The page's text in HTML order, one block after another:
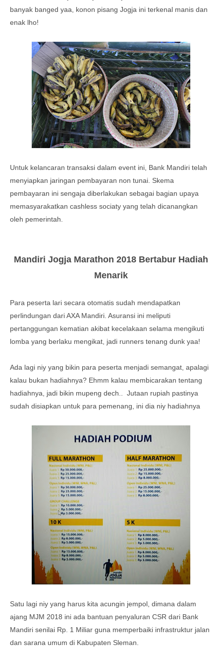
banyak banged yaa, konon pisang Jogja ini terkenal manis dan
enak lho!
Untuk kelancaran transaksi dalam event ini, Bank Mandiri telah
menyiapkan jaringan pembayaran non tunai. Skema
pembayaran ini sengaja diberlakukan sebagai bagian upaya
memasyarakatkan cashless sociaty yang telah dicanangkan
oleh pemerintah.
Mandiri Jogja Marathon 2018 Bertabur Hadiah
Menarik
Para peserta lari secara otomatis sudah mendapatkan
perlindungan dari AXA Mandiri. Asuransi ini meliputi
pertanggungan kematian akibat kecelakaan selama mengikuti
lomba yang berlaku mengikat, jadi runners tenang dunk yaa!
Ada lagi niy yang bikin para peserta menjadi semangat, apalagi
kalau bukan hadiahnya? Ehmm kalau membicarakan tentang
hadiahnya, jadi bikin mupeng dech.. Jutaan rupiah pastinya
sudah disiapkan untuk para pemenang, ini dia niy hadiahnya
Satu lagi niy yang harus kita acungin jempol, dimana dalam
ajang MJM 2018 ini ada bantuan penyaluran CSR dari Bank
Mandiri senilai Rp. 1 Miliar guna memperbaiki infrastruktur jalan
dan sarana umum di Kabupaten Sleman.